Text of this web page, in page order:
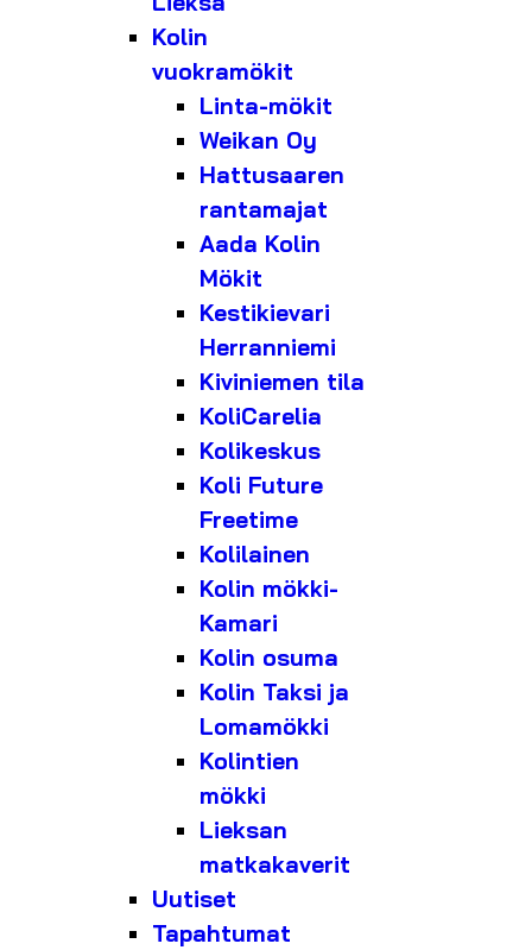
Kolin
vuokramökit
Linta-mökit
Weikan Oy
Hattusaaren
rantamajat
Aada Kolin
Mökit
Kestikievari
Herranniemi
Kiviniemen tila
KoliCarelia
Kolikeskus
Koli Future
Freetime
Kolilainen
Kolin mökki-
Kamari
Kolin osuma
Kolin Taksi ja
Lomamökki
Kolintien
mökki
Lieksan
matkakaverit
Uutiset
Tapahtumat